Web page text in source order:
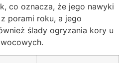
co oznacza, że jego nawyki
porami roku, a jego
ślady ogryzania kory u